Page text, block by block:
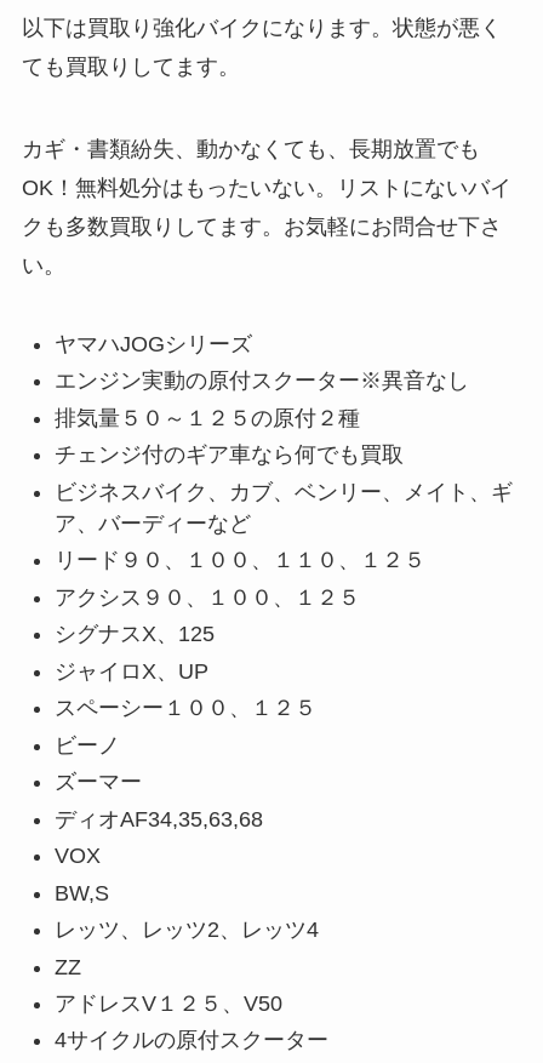
以下は買取り強化バイクになります。状態が悪く
ても買取りしてます。
カギ・書類紛失、動かなくても、長期放置でも
OK！無料処分はもったいない。リストにないバイ
クも多数買取りしてます。お気軽にお問合せ下さ
い。
ヤマハJOGシリーズ
エンジン実動の原付スクーター※異音なし
排気量５０～１２５の原付２種
チェンジ付のギア車なら何でも買取
ビジネスバイク、カブ、ベンリー、メイト、ギ
ア、バーディーなど
リード９０、１００、１１０、１２５
アクシス９０、１００、１２５
シグナスX、125
ジャイロX、UP
スペーシー１００、１２５
ビーノ
ズーマー
ディオAF34,35,63,68
VOX
BW,S
レッツ、レッツ2、レッツ4
ZZ
アドレスV１２５、V50
4サイクルの原付スクーター